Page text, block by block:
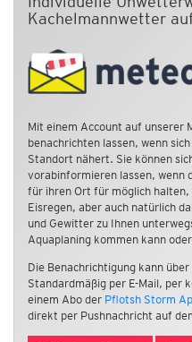
Kachelmannwetter
Mit einem Account auf unserer
benachrichten lassen, wenn
Standort nähert. Sie können
vorabinformieren lassen, wenn
für ihren Ort für möglich
Eisregen, aber auch natürlich
und Gewitter zu Ihnen
Aquaplaning kommen kann
Die Benachrichtigung kann
Standardmäßig per E-Mail, per
einem Abo der Pflotsh Storm
direkt per Pushnachricht auf